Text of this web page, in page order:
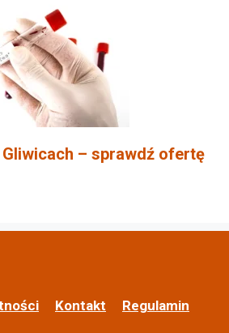
– sprawdź ofertę
Kontakt Regulamin